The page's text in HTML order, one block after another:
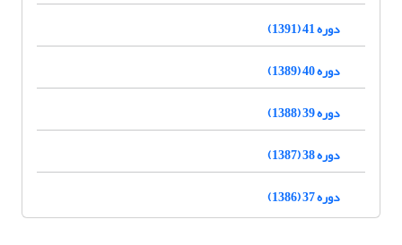
دوره 41 (1391)
دوره 40 (1389)
دوره 39 (1388)
دوره 38 (1387)
دوره 37 (1386)